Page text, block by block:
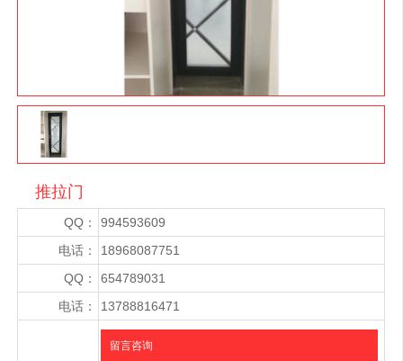
推拉门
QQ：
994593609
电话：
18968087751
QQ：
654789031
电话：
13788816471
留言咨询